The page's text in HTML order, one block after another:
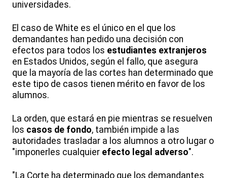
universidades.
El caso de White es el único en el que los
demandantes han pedido una decisión con
efectos para todos los estudiantes extranjeros
en Estados Unidos, según el fallo, que asegura
que la mayoría de las cortes han determinado que
este tipo de casos tienen mérito en favor de los
alumnos.
La orden, que estará en pie mientras se resuelven
los casos de fondo, también impide a las
autoridades trasladar a los alumnos a otro lugar o
"imponerles cualquier efecto legal adverso".
"La Corte ha determinado que los demandantes